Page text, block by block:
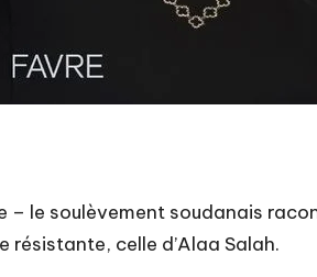
le soulèvement soudanais
résistante, celle d’Alaa Salah.